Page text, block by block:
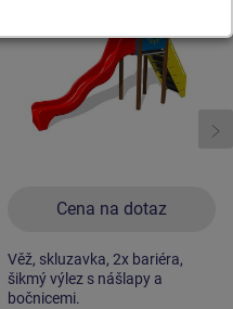
Cena na dotaz
Věž, skluzavka, 2x bariéra,
šikmý výlez s nášlapy a
bočnicemi.